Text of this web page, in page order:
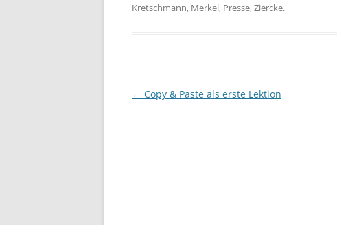
Kretschmann, Merkel, Presse,Ziercke.
Beitrags-
← Copy & Paste als erste Lektion